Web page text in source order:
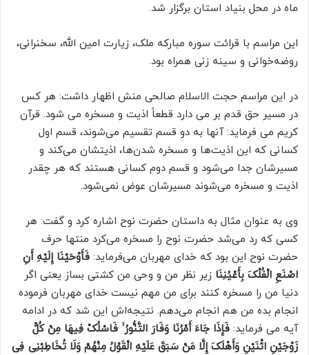
ماه در محل بنیاد استان برگزار شد.
این مراسم با قرائت سوره مبارکه ملک، زیارت امین الله، سخنرانی،
روضه‌خوانی و سینه زنی همراه بود.
در این مراسم حجت الاسلام صالحی منش اظهار داشت: هر کس
در مسیر حق قدم بر می دارد قطعاً اذیت و مسخره می شود. قرآن
کریم می فرماید: آنها به دو قسم تقسیم می‌شوند، قسم اول
کسانی که این اذیت‌ها و مسخره شدن‌ها، اذیتشان می‌کند و
مسیرشان جدا می‌شود و قسم دوم کسانی هستند که هر چقدر
اذیت و مسخره می‌شوند مسیرشان عوض نمی‌شود.
وی به عنوان مثال به داستان حضرت نوح اشاره کرد و گفت: هر
کسی که رد می‌شد حضرت نوح را مسخره می‌کرد منتها حرف
حضرت نوح این بود که خدای مهربان می‌فرماید: فَأَوْحَیْنَا إِلَیْهِ أَنِ
اصْنَعِ الْفُلْکَ بِأَعْیُنِنَا زیر نظر من و وحی من کشتی بساز یعنی اگر
دنیا من را مسخره کنند برای من مهم نیست خدای مهربان فرموده
انجام بده من هم انجام می‌دهم. نتیجه‌اش این شد که در ادامه
آیه می فرماید: فَإِذَا جَاءَ أَمْرُنَا وَفَارَ التَّنُّورُ ۙ فَاسْلُکْ فِیهَا مِنْ کُلٍّ
زَوْجَیْنِ اثْنَیْنِ وَأَهْلَکَ إِلَّا مَنْ سَبَقَ عَلَیْهِ الْقَوْلُ مِنْهُمْ وَلَا تُخَاطِبْنِی فِی